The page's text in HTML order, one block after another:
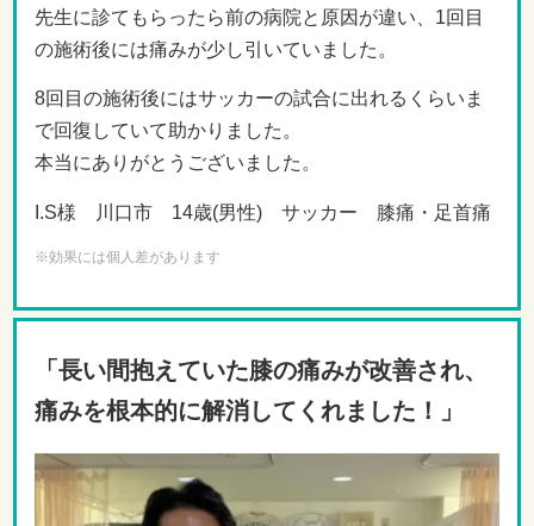
先生に診てもらったら前の病院と原因が違い、1回目
の施術後には痛みが少し引いていました。
8回目の施術後にはサッカーの試合に出れるくらいま
で回復していて助かりました。
本当にありがとうございました。
I.S様 川口市 14歳(男性) サッカー 膝痛・足首痛
※効果には個人差があります
「長い間抱えていた膝の痛みが改善され、
痛みを根本的に解消してくれました！」